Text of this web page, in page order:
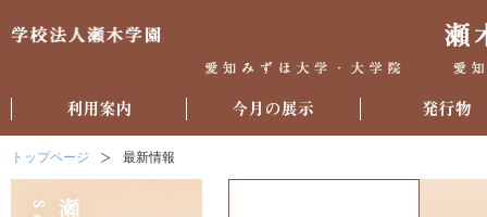
トップページ 最新情報